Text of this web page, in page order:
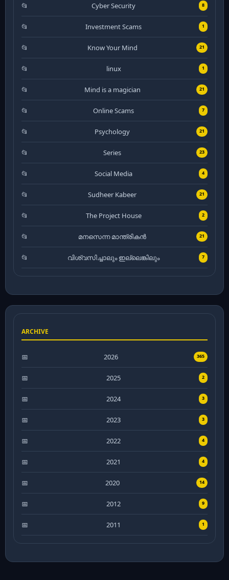
Cyber Security 8
Investment Scams 1
Know Your Mind 21
linux 1
Mind is a magician 21
Online Scams 7
Psychology 21
Series 23
Social Media 4
Sudheer Kabeer 21
The Project House 2
മനസെന്ന മാന്ത്രികൻ 21
വിശ്വസിച്ചാലും ഇല്ലെങ്കിലും 7
ARCHIVE
2026 365
2025 2
2024 3
2023 3
2022 4
2021 4
2020 14
2012 9
2011 1